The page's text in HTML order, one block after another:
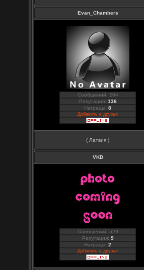
Evan_Chambers
Сообщений: 264
Репутация: 136
Награды:8
Добавить в друзья
( Латвия )
VKD
Сообщений: 529
Репутация: 9
Награды:2
Добавить в друзья